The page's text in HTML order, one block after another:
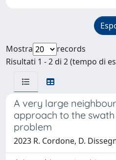
Mostra
records
Risultati 1 - 2 di 2 (tempo di
A very large
approach to the
problem
2023 R. Cordone, D.